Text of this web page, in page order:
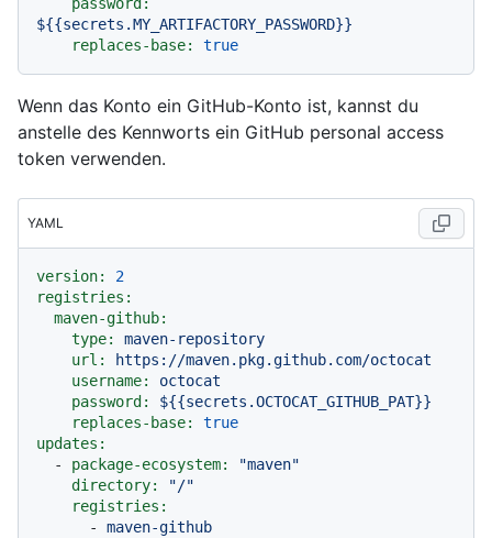
${{secrets.MY_ARTIFACTORY_PASSWORD}}
replaces-base:
true
Wenn das Konto ein GitHub-Konto ist, kannst du
anstelle des Kennworts ein GitHub personal access
token verwenden.
YAML
version:
2
registries:
maven-github:
type:
maven-repository
url:
https://maven.pkg.github.com/octocat
username:
octocat
password:
${{secrets.OCTOCAT_GITHUB_PAT}}
replaces-base:
true
updates:
-
package-ecosystem:
"maven"
directory:
"/"
registries:
-
maven-github